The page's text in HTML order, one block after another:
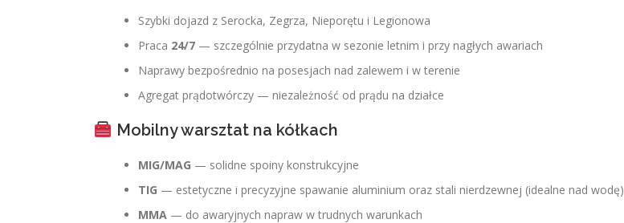
Szybki dojazd z Serocka, Zegrza, Nieporętu i Legionowa
Praca 24/7 — szczególnie przydatna w sezonie letnim i przy nagłych awariach
Naprawy bezpośrednio na posesjach nad zalewem i w terenie
Agregat prądotwórczy — niezależność od prądu na działce
Mobilny warsztat na kółkach
MIG/MAG — solidne spoiny konstrukcyjne
TIG — estetyczne i precyzyjne spawanie aluminium oraz stali nierdzewnej (idealne nad wodę)
MMA — do awaryjnych napraw w trudnych warunkach